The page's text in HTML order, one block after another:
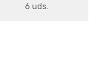
6 uds.